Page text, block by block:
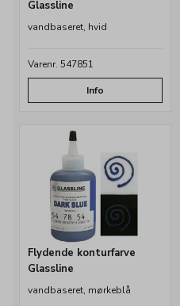
Glassline
vandbaseret, hvid
Varenr. 547851
Info
Flydende konturfarve
Glassline
vandbaseret, mørkeblå